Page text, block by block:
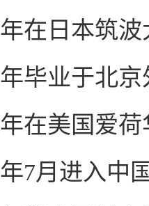
年在日本
年毕业于北
年在美国爱
年7月进入中